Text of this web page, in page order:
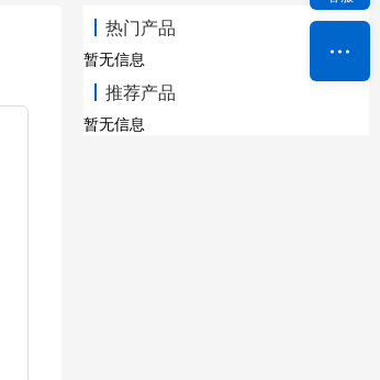
热门产品
暂无信息
推荐产品
暂无信息